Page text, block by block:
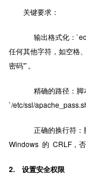
关键要求：
输出格式化：
任何其他字符，如空格
密码"`。
精确的路径：脚本
`/etc/ssl/
正确的换行符：脚
Windows 的 CRLF，否
2. 设置安全权限